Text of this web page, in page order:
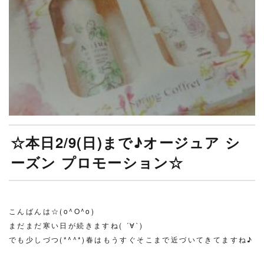
☆本日2/9(日)まで♪オージュア シ
ーズン プロモーション☆
こんばんは☆(o^O^o)
まだまだ寒い日が続きますね( ´∀`)
でも少しづつ(*^^*)春はもうすぐそこまで近づいてきてますね♪